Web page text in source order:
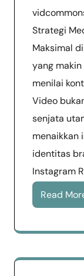
Strategi
Maksimal
yang
menilai
Video
senjata
menaikkan
identitas
Instagram
Read